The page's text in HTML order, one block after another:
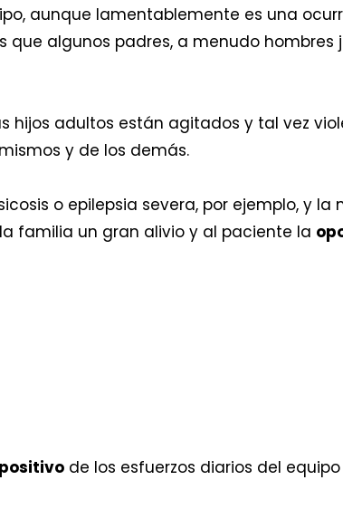
aunque lamentablemente es una
algunos padres, a menudo hombres
hijos adultos están agitados y tal vez
y de los demás.
o epilepsia severa, por ejemplo, y
familia un gran alivio y al paciente la
de los esfuerzos diarios del